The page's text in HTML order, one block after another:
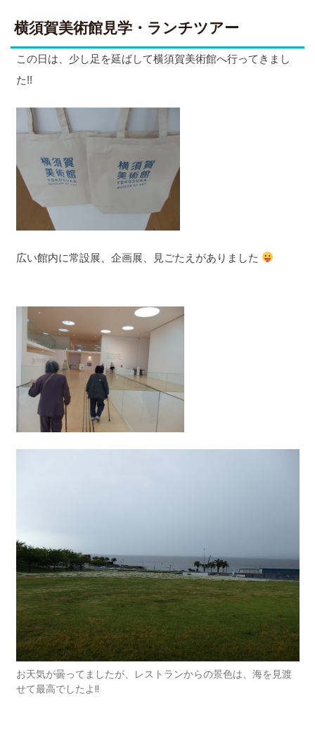
横須賀美術館見学・ランチツアー
この日は、少し足を延ばして横須賀美術館へ行ってきまし
た!!
広い館内に常設展、企画展、見ごたえがありました
お天気が曇ってましたが、レストランからの景色は、海を見渡
せて最高でしたよ!!